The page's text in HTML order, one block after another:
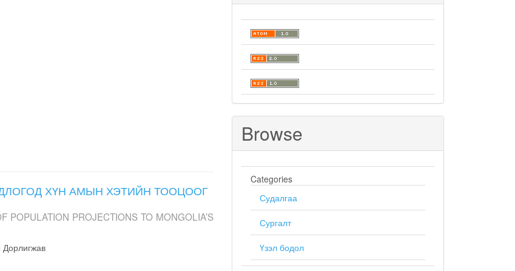
ХҮН АМЫН ХЭТИЙН ТООЦООГ
POPULATION PROJECTIONS TO MONGOLIA’S
Browse
Categories
Судалгаа
Сургалт
Үзэл бодол